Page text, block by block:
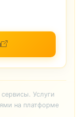
Услуги
на платформе